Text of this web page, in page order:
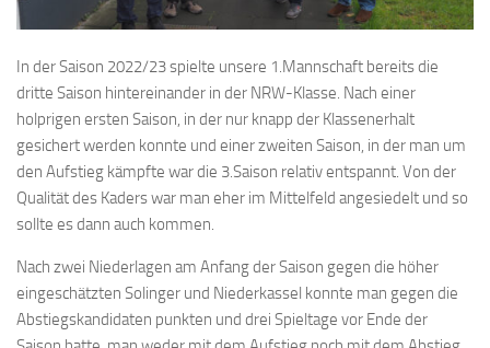
Bayernpokal
Sommerturnier
Bonner Schnellschachturniere
Mannschaften
1. Mannschaft
2. Mannschaft
Jugendschach
In der Saison 2022/23 spielte unsere 1.Mannschaft bereits die
dritte Saison hintereinander in der NRW-Klasse. Nach einer
holprigen ersten Saison, in der nur knapp der Klassenerhalt
gesichert werden konnte und einer zweiten Saison, in der man um
den Aufstieg kämpfte war die 3.Saison relativ entspannt. Von der
Qualität des Kaders war man eher im Mittelfeld angesiedelt und so
sollte es dann auch kommen.
Nach zwei Niederlagen am Anfang der Saison gegen die höher
eingeschätzten Solinger und Niederkassel konnte man gegen die
Abstiegskandidaten punkten und drei Spieltage vor Ende der